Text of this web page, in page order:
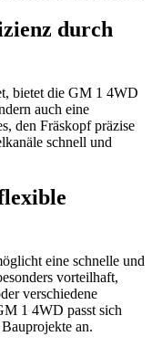
durch
bietet die GM 1 4WD
auch eine
den Fräskopf präzise
schnell und
eine schnelle und
vorteilhaft,
verschiedene
1 4WD passt sich
an.